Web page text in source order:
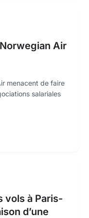
Air
menacent de faire
salariales
vols à Paris-
d’une